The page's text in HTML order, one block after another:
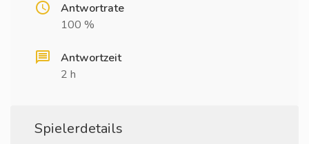
Antwortrate
100 %
Antwortzeit
2 h
Spielerdetails